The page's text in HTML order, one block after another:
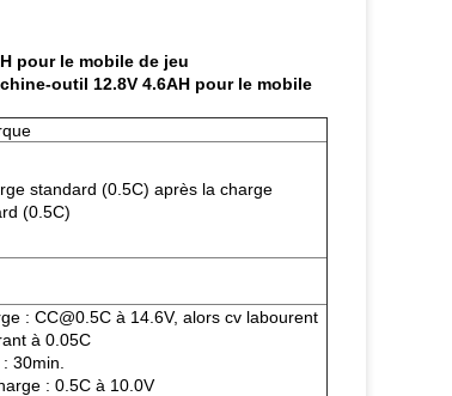
pour le mobile de jeu
outil 12.8V 4.6AH pour le mobile
standard (0.5C) après la charge
(0.5C)
: CC@0.5C à 14.6V, alors cv labourent
à 0.05C
30min.
: 0.5C à 10.0V